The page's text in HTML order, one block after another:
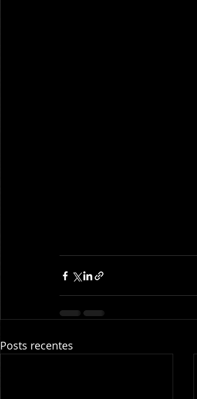
Posts recentes